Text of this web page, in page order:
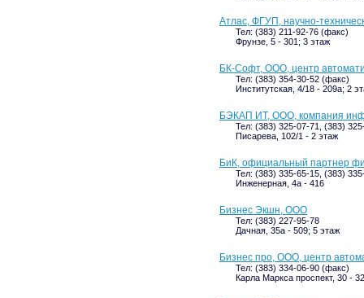
Атлас, ФГУП, научно-
Тел: (383) 211-92-76 (факс)
Фрунзе, 5 - 301; 3 этаж
БК-Софт, ООО, центр
Тел: (383) 354-30-52 (факс)
Институтская, 4/18 - 209а; 2
БЭКАП ИТ, ООО, компания
Тел: (383) 325-07-71, (383)
Писарева, 102/1 - 2 этаж
БиК, официальный партнер
Тел: (383) 335-65-15, (383)
Инженерная, 4а - 416
Бизнес Экшн, ООО
Тел: (383) 227-95-78
Дачная, 35а - 509; 5 этаж
Бизнес про, ООО, центр
Тел: (383) 334-06-90 (факс)
Карла Маркса проспект, 30 -